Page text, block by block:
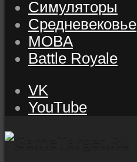
Симуляторы
Средневековье
MOBA
Battle Royale
VK
YouTube